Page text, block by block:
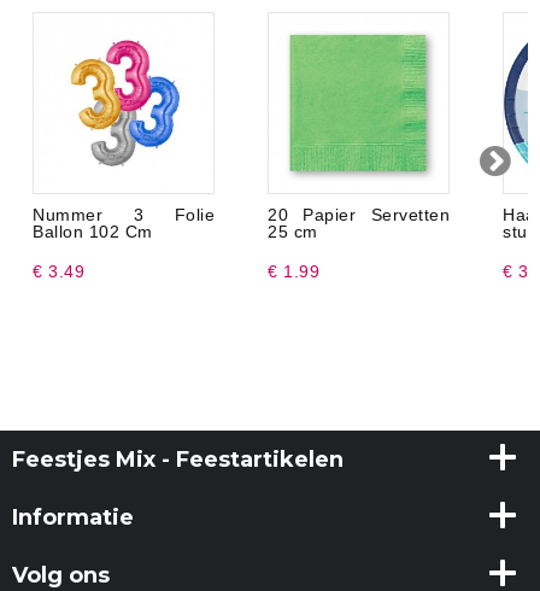
Nummer 3 Folie
Ballon 102 Cm
€ 3.49
20 Papier Servetten
25 cm
€ 1.99 €
Feestjes Mix - Feestartikelen
Informatie
Volg ons